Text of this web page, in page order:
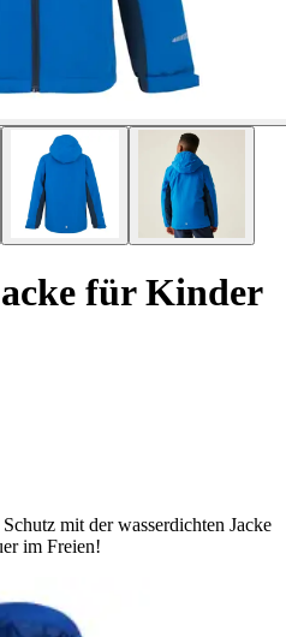
für Kinder
mit der wasserdichten Jacke
im Freien!